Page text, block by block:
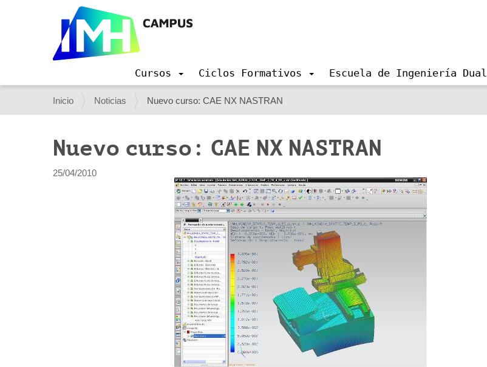
v
a
c
i
Cursos Ciclos Formativos Escuela de Ingeniería Dual
U
s
e
d
Inicio Noticias Nuevo curso: CAE NX NASTRAN
Nuevo curso: CAE NX NASTRAN
25/04/2010